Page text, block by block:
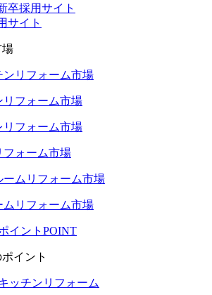
卒採用サイト
サイト
場
リフォーム市場
フォーム市場
ムリフォーム市場
イント POINT
イント